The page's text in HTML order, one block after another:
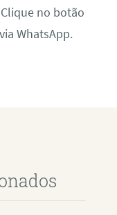
no botão
WhatsApp.